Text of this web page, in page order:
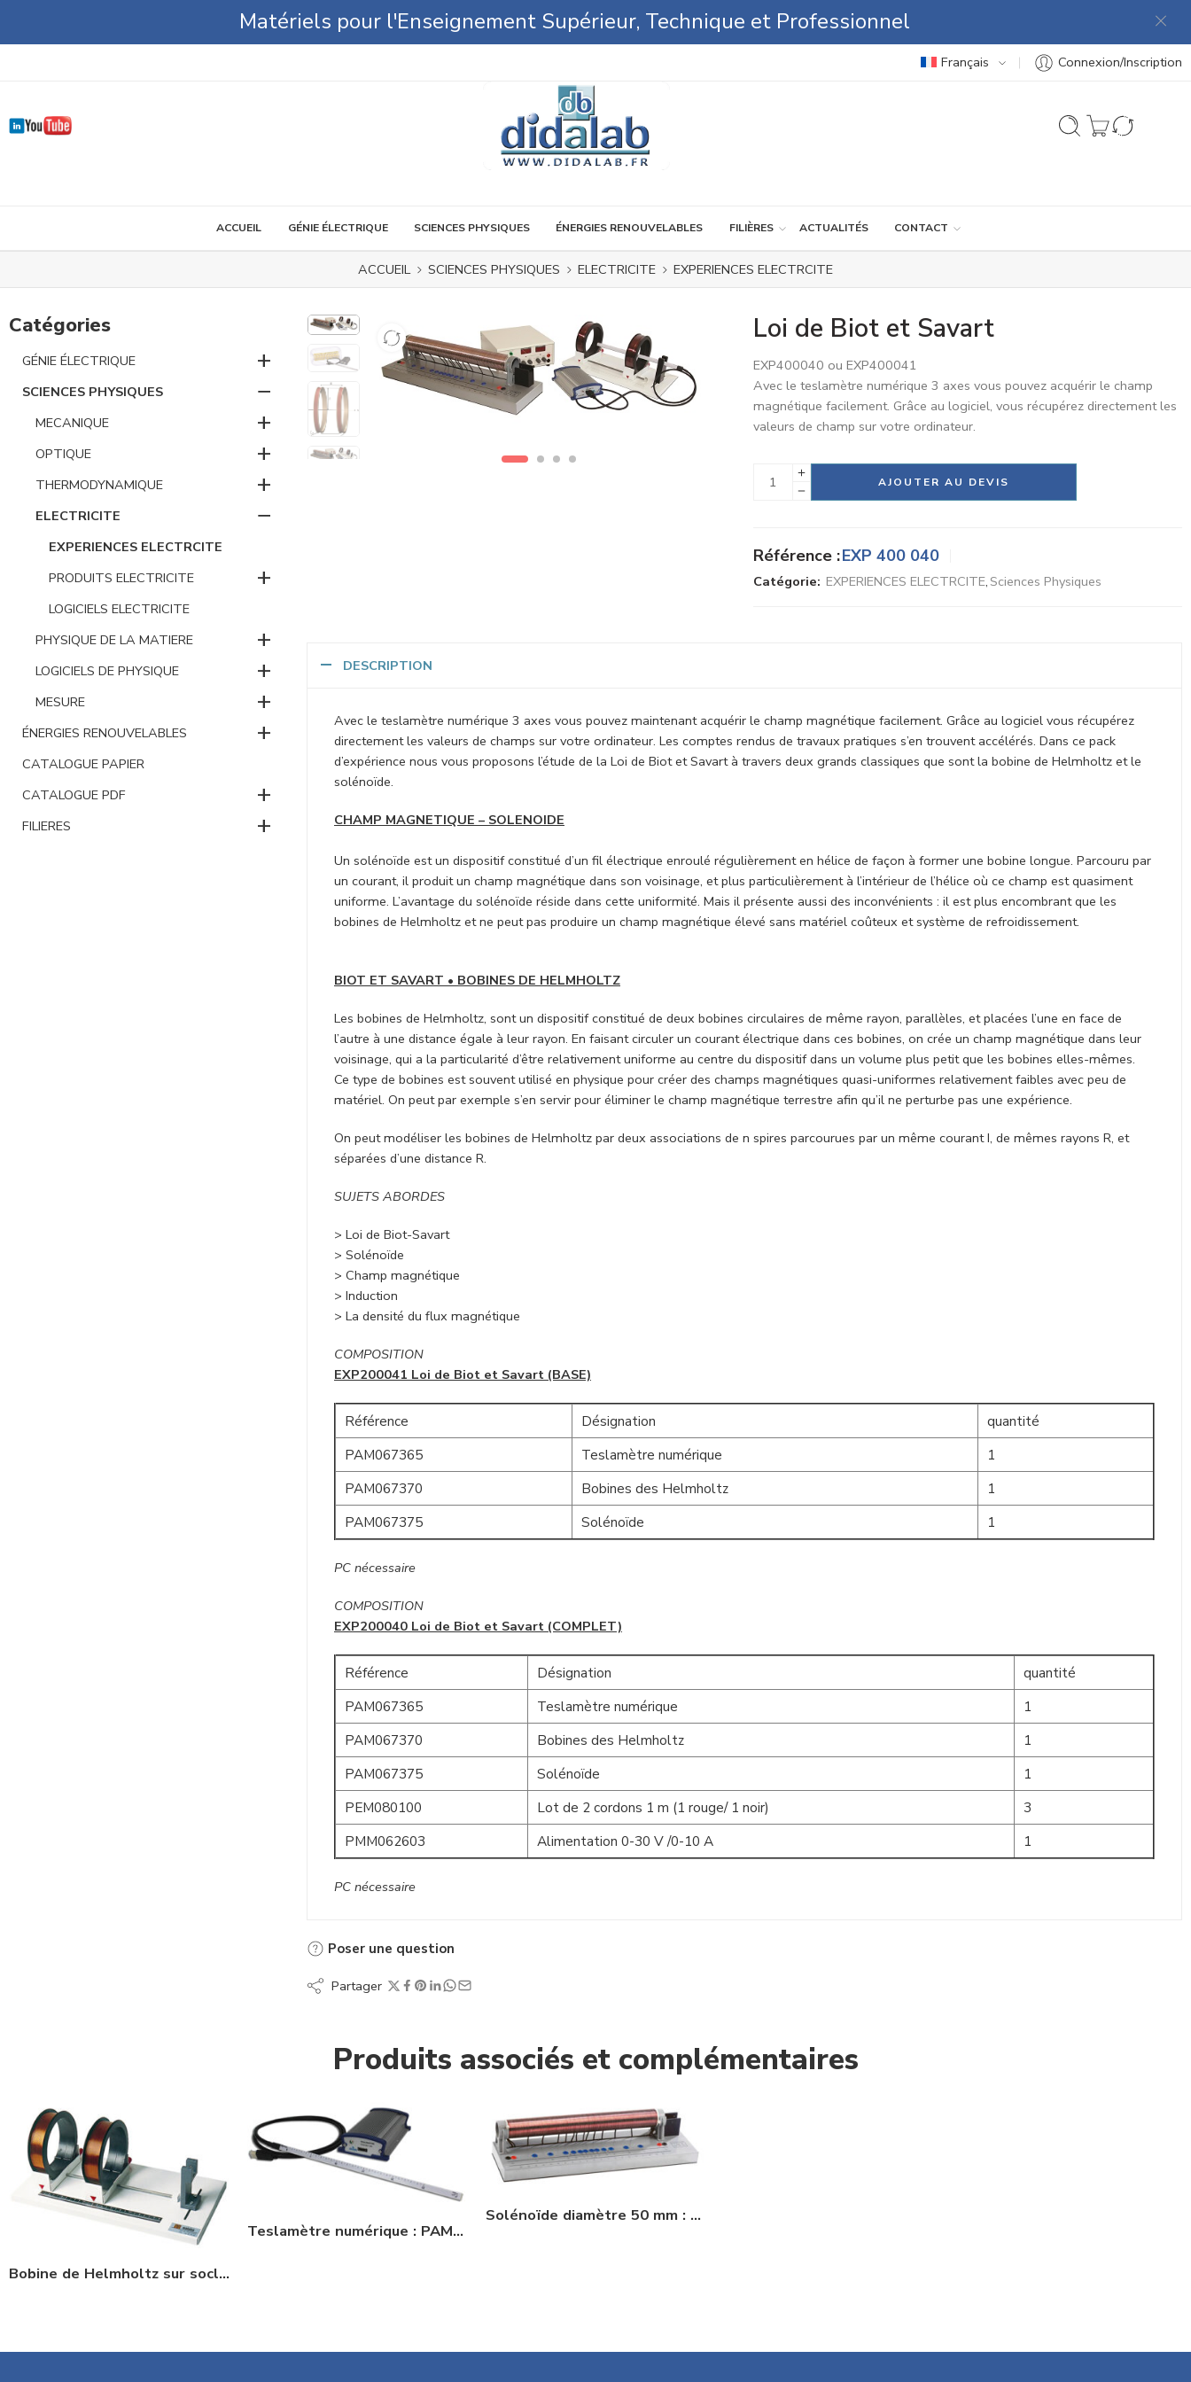
Matériels pour l'Enseignement Supérieur, Technique et Professionnel
Français Connexion/Inscription
ACCUEIL GÉNIE ÉLECTRIQUE SCIENCES PHYSIQUES ÉNERGIES RENOUVELABLES FILIÈRES ACTUALITÉS CONTACT
ACCUEIL SCIENCES PHYSIQUES ELECTRICITE EXPERIENCES ELECTRCITE
Loi de Biot et Savart
EXP400040 ou EXP400041
Avec le teslamètre numérique 3 axes vous pouvez acquérir le champ
magnétique facilement. Grâce au logiciel, vous récupérez directement les
valeurs de champ sur votre ordinateur.
AJOUTER AU DEVIS
Alternative:
Référence :EXP 400 040
Catégorie: EXPERIENCES ELECTRCITE,Sciences Physiques
DESCRIPTION
Avec le teslamètre numérique 3 axes vous pouvez maintenant acquérir le champ magnétique facilement. Grâce au logiciel vous récupérez
directement les valeurs de champs sur votre ordinateur. Les comptes rendus de travaux pratiques s’en trouvent accélérés. Dans ce pack
d’expérience nous vous proposons l’étude de la Loi de Biot et Savart à travers deux grands classiques que sont la bobine de Helmholtz et le
solénoïde.
CHAMP MAGNETIQUE – SOLENOIDE
Un solénoïde est un dispositif constitué d’un fil électrique enroulé régulièrement en hélice de façon à former une bobine longue. Parcouru par
un courant, il produit un champ magnétique dans son voisinage, et plus particulièrement à l’intérieur de l’hélice où ce champ est quasiment
uniforme. L’avantage du solénoïde réside dans cette uniformité. Mais il présente aussi des inconvénients : il est plus encombrant que les
bobines de Helmholtz et ne peut pas produire un champ magnétique élevé sans matériel coûteux et système de refroidissement.
BIOT ET SAVART • BOBINES DE HELMHOLTZ
Les bobines de Helmholtz, sont un dispositif constitué de deux bobines circulaires de même rayon, parallèles, et placées l’une en face de
l’autre à une distance égale à leur rayon. En faisant circuler un courant électrique dans ces bobines, on crée un champ magnétique dans leur
voisinage, qui a la particularité d’être relativement uniforme au centre du dispositif dans un volume plus petit que les bobines elles-mêmes.
Ce type de bobines est souvent utilisé en physique pour créer des champs magnétiques quasi-uniformes relativement faibles avec peu de
matériel. On peut par exemple s’en servir pour éliminer le champ magnétique terrestre afin qu’il ne perturbe pas une expérience.
On peut modéliser les bobines de Helmholtz par deux associations de n spires parcourues par un même courant I, de mêmes rayons R, et
séparées d’une distance R.
SUJETS ABORDES
> Loi de Biot-Savart
> Solénoïde
> Champ magnétique
> Induction
> La densité du flux magnétique
COMPOSITION
EXP200041 Loi de Biot et Savart (BASE)
Référence Désignation
quantité
PAM067365
Teslamètre numérique
1
PAM067370
Bobines des Helmholtz
1
PAM067375
Solénoïde 1
PC nécessaire
COMPOSITION
EXP200040 Loi de Biot et Savart (COMPLET)
Référence Désignation
quantité
PAM067365
Teslamètre numérique
1
PAM067370
Bobines des Helmholtz
1
PAM067375
Solénoïde
1
PEM080100
Lot de 2 cordons 1 m (1 rouge/ 1 noir)
3
PMM062603
Alimentation 0-30 V /0-10 A 1
PC nécessaire
Poser une question
Partager
Catégories
GÉNIE ÉLECTRIQUE +
SCIENCES PHYSIQUES −
MECANIQUE +
OPTIQUE +
THERMODYNAMIQUE +
ELECTRICITE −
EXPERIENCES ELECTRCITE
PRODUITS ELECTRICITE
+
LOGICIELS ELECTRICITE
PHYSIQUE DE LA MATIERE
+
LOGICIELS DE PHYSIQUE +
MESURE +
ÉNERGIES RENOUVELABLES +
CATALOGUE PAPIER
CATALOGUE PDF
+
FILIERES +
Produits associés et complémentaires
Bobine de Helmholtz sur socle : PAM067370
Teslamètre numérique : PAM067365
Solénoïde diamètre 50 mm : PAM067375